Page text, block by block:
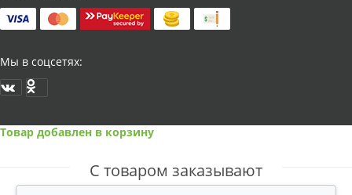
Мы в соцсетях:
Товар добавлен в корзину
С товаром заказывают